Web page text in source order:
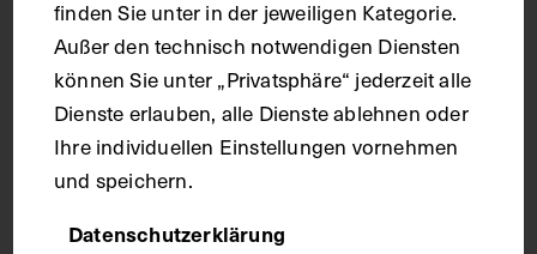
Trauerfeier für Karl David Lindner im
Josephinum
1962
finden Sie unter in der jeweiligen Kategorie.
Außer den technisch notwendigen Diensten
können Sie unter „Privatsphäre“ jederzeit alle
Dienste erlauben, alle Dienste ablehnen oder
Ihre individuellen Einstellungen vornehmen
und speichern.
Datenschutzerklärung